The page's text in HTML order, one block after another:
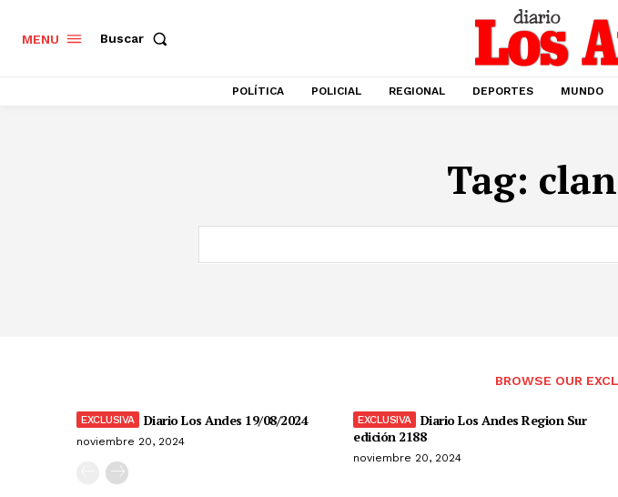
MENU Buscar
POLÍTICA POLICIAL REGIONAL DEPORTES MUNDO
Tag:
BROWSE OUR
Diario Los Andes 19/08/2024
noviembre 20, 2024
Diario Los Andes Region Sur
edición 2188
noviembre 20, 2024